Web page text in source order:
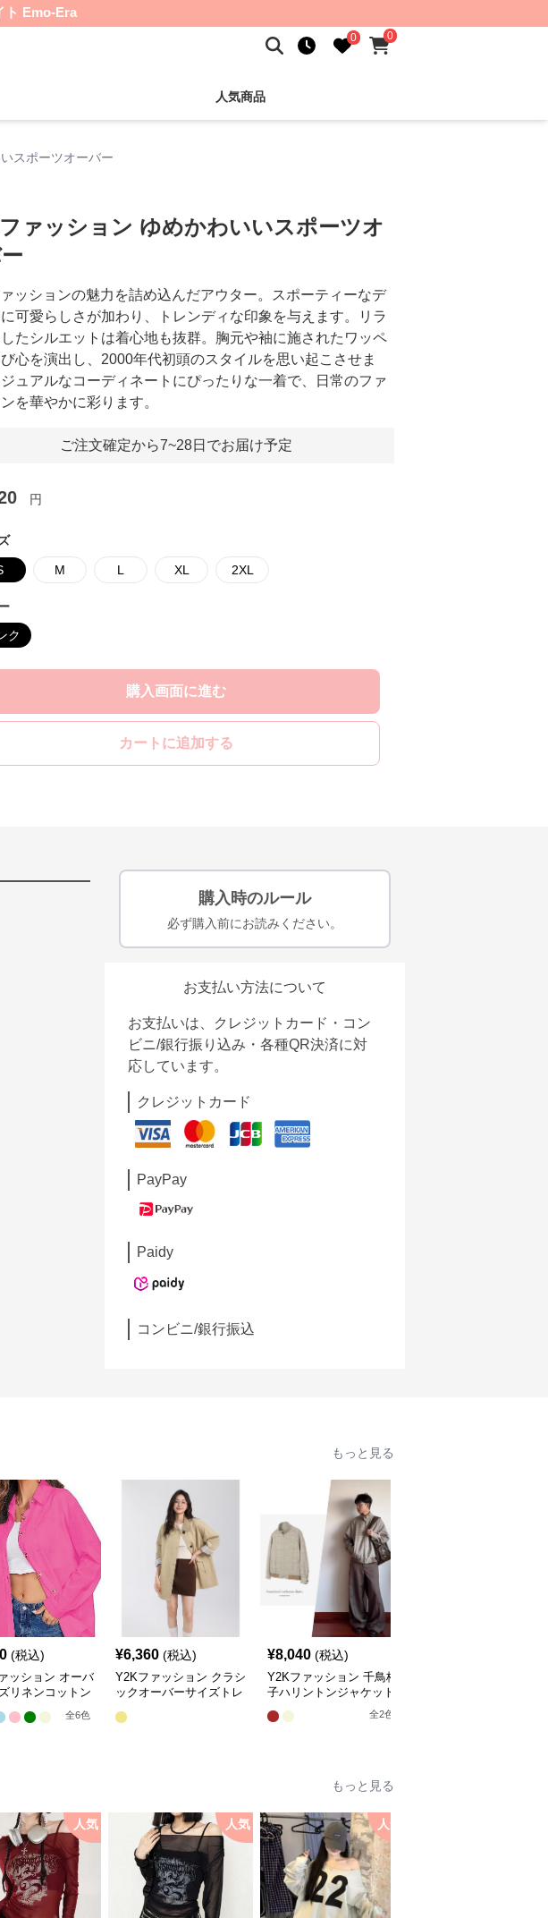
ト Emo-Era
0 0
人気商品
スポーツオーバー
ァッション ゆめかわいいスポーツオ
ッションの魅力を詰め込んだアウター。スポーティーなデ
可愛らしさが加わり、トレンディな印象を与えます。リラ
たシルエットは着心地も抜群。胸元や袖に施されたワッペ
心を演出し、2000年代初頭のスタイルを思い起こさせま
ュアルなコーディネートにぴったりな一着で、日常のファ
を華やかに彩ります。
ご注文確定から7~28日でお届け予定
円
M L XL 2XL
ク
購入画面に進む
カートに追加する
購入時のルール
必ず購入前にお読みください。
お支払い方法について
お支払いは、クレジットカード・コン
ビニ/銀行振り込み・各種QR決済に対
応しています。
クレジットカード
PayPay
Paidy
コンビニ/銀行振込
もっと見る
(税込)
ッション オーバ
リネンコットン
全6色
¥6,360 (税込)
Y2Kファッション クラシ
ックオーバーサイズトレ
¥8,040 (税込)
Y2Kファッション 千鳥格
子ハリントンジャケット
全2色
もっと見る
人気 人気 人気